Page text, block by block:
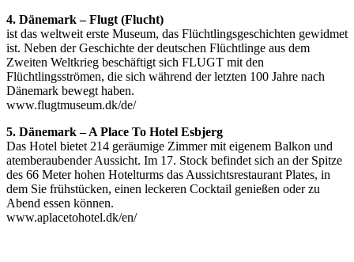
4. Dänemark – Flugt (Flucht)
ist das weltweit erste Museum, das Flüchtlingsgeschichten gewidmet
ist. Neben der Geschichte der deutschen Flüchtlinge aus dem
Zweiten Weltkrieg beschäftigt sich FLUGT mit den
Flüchtlingsströmen, die sich während der letzten 100 Jahre nach
Dänemark bewegt haben.
www.flugtmuseum.dk/de/
5. Dänemark – A Place To Hotel Esbjerg
Das Hotel bietet 214 geräumige Zimmer mit eigenem Balkon und
atemberaubender Aussicht. Im 17. Stock befindet sich an der Spitze
des 66 Meter hohen Hotelturms das Aussichtsrestaurant Plates, in
dem Sie frühstücken, einen leckeren Cocktail genießen oder zu
Abend essen können.
www.aplacetohotel.dk/en/